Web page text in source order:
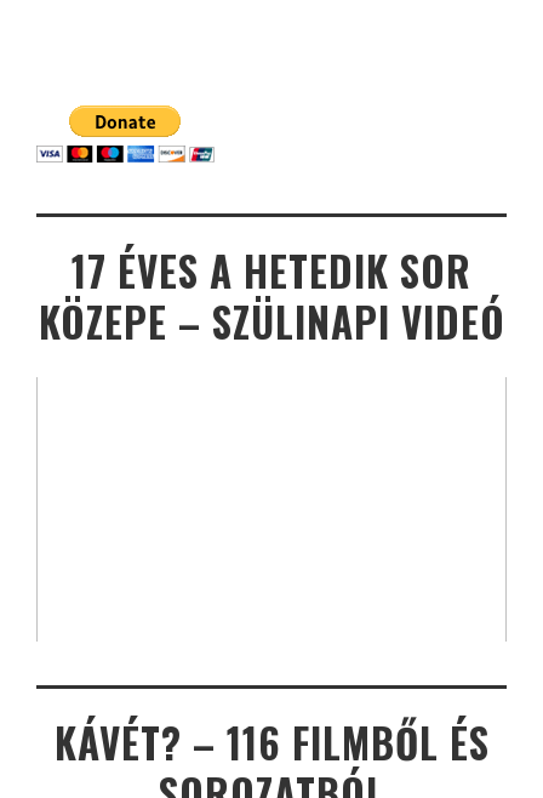
17 ÉVES A HETEDIK SOR
KÖZEPE – SZÜLINAPI VIDEÓ
KÁVÉT? – 116 FILMBŐL ÉS